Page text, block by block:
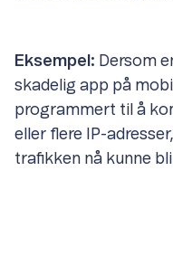
Eksempel: Dersom
skadelig app på
programmert til å
eller flere IP-
trafikken nå kunne